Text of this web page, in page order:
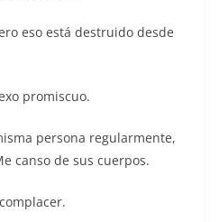
eso está destruido desde
promiscuo.
persona regularmente,
canso de sus cuerpos.